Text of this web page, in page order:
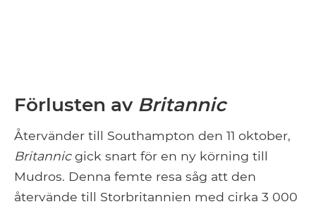
Förlusten av Britannic
Återvänder till Southampton den 11 oktober,
Britannicgick snart för en ny körning till
Mudros. Denna femte resa såg att den
återvände till Storbritannien med cirka 3 000